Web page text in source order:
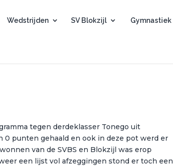
Wedstrijden SV Blokzijl Gymnastiek
tegen derdeklasser Tonego uit
punten gehaald en ook in deze pot werd er
van de SVBS en Blokzijl was erop
een lijst vol afzeggingen stond er toch een